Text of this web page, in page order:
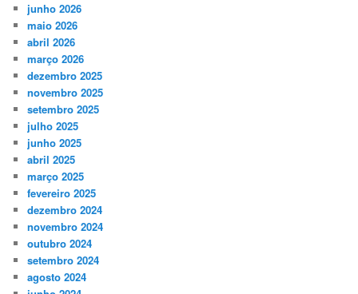
junho 2026
maio 2026
abril 2026
março 2026
dezembro 2025
novembro 2025
setembro 2025
julho 2025
junho 2025
abril 2025
março 2025
fevereiro 2025
dezembro 2024
novembro 2024
outubro 2024
setembro 2024
agosto 2024